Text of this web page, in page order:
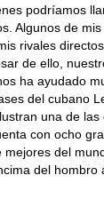
podríamos
Algunos de
rivales
de ello,
ha ayudado
del cubano
una de las
con ocho
mejores del
del hombro